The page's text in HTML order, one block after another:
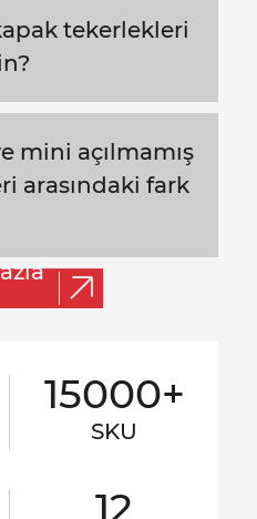
tekerlekleri
15000+
SKU
12
mini açılmamış
arasındaki fark